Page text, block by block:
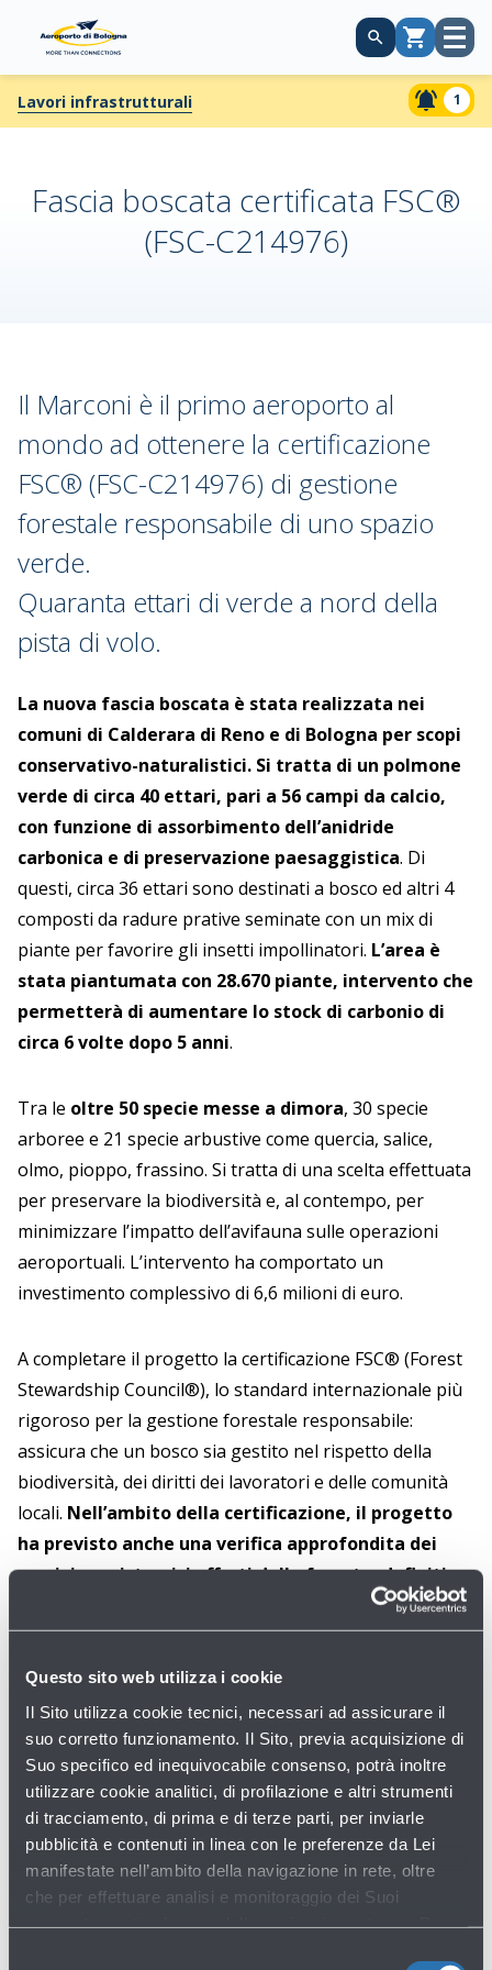
Questo sito web utilizza i cookie
Il Sito utilizza cookie tecnici, necessari ad assicurare il
suo corretto funzionamento. Il Sito, previa acquisizione di
Suo specifico ed inequivocabile consenso, potrà inoltre
utilizzare cookie analitici, di profilazione e altri strumenti
di tracciamento, di prima e di terze parti, per inviarle
pubblicità e contenuti in linea con le preferenze da Lei
manifestate nell’ambito della navigazione in rete, oltre
che per effettuare analisi e monitoraggio dei Suoi
CarrelloApri
Lavori infrastrutturali 1
Fascia boscata certificata FSC®
(FSC-C214976)
Il Marconi è il primo aeroporto al
mondo ad ottenere la certificazione
FSC® (FSC-C214976) di gestione
forestale responsabile di uno spazio
verde.
Quaranta ettari di verde a nord della
pista di volo.
La nuova fascia boscata è stata realizzata nei
comuni di Calderara di Reno e di Bologna per scopi
conservativo-naturalistici. Si tratta di un polmone
verde di circa 40 ettari, pari a 56 campi da calcio,
con funzione di assorbimento dell’anidride
carbonica e di preservazione paesaggistica. Di
questi, circa 36 ettari sono destinati a bosco ed altri 4
composti da radure prative seminate con un mix di
piante per favorire gli insetti impollinatori. L’area è
stata piantumata con 28.670 piante, intervento che
permetterà di aumentare lo stock di carbonio di
circa 6 volte dopo 5 anni.
Tra le oltre 50 specie messe a dimora, 30 specie
arboree e 21 specie arbustive come quercia, salice,
olmo, pioppo, frassino. Si tratta di una scelta effettuata
per preservare la biodiversità e, al contempo, per
minimizzare l’impatto dell’avifauna sulle operazioni
aeroportuali. L’intervento ha comportato un
investimento complessivo di 6,6 milioni di euro.
A completare il progetto la certificazione FSC® (Forest
Stewardship Council®), lo standard internazionale più
rigoroso per la gestione forestale responsabile:
assicura che un bosco sia gestito nel rispetto della
biodiversità, dei diritti dei lavoratori e delle comunità
locali. Nell’ambito della certificazione, il progetto
ha previsto anche una verifica approfondita dei
servizi ecosistemici offerti dalla foresta, definiti
come i benefici multipli forniti dagli ecosistemi al
genere umano (Millennium Ecosystem
Assessment): si tratta del sequestro e stoccaggio
regolazione idrica, conservazione del suolo e
servizi ricreativi. L’area inoltre non sarà più
edificabile.
A condurre l'audit e a rilasciare la certificazione FSC® è
stata CSI S.p.A., società del Gruppo IMQ, ente di